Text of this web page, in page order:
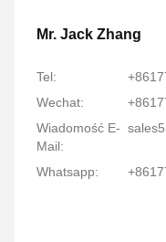
Mr. Jack Zhang
Tel:
Wechat:
Wiadomość E-
Mail:
Whatsapp: